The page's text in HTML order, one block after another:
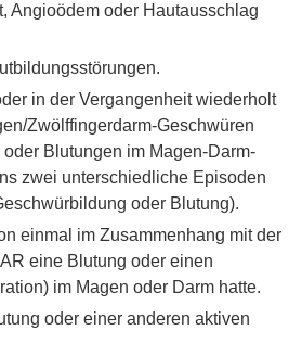
Angioödem oder Hautausschlag
in der Vergangenheit wiederholt
Zwölffingerdarm-Geschwüren
Blutungen im Magen-Darm-
zwei unterschiedliche Episoden
oder Blutung).
einmal im Zusammenhang mit der
eine Blutung oder einen
im Magen oder Darm hatte.
oder einer anderen aktiven